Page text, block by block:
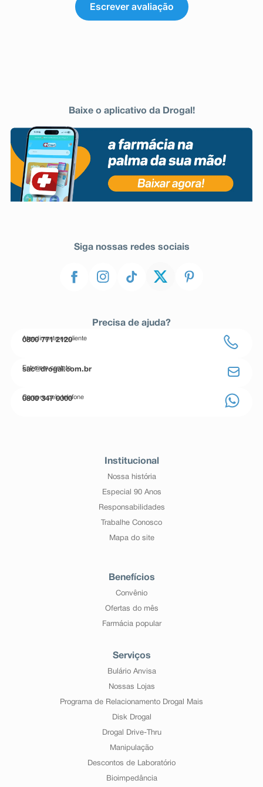
Escrever avaliação
Baixe o aplicativo da Drogal!
Siga nossas redes sociais
Precisa de ajuda?
Atendimento ao cliente
0800 771 2120
Entre em contato
sac@drogal.com.br
Compre pelo telefone
0800 347 0000
Institucional
Nossa história
Especial 90 Anos
Responsabilidades
Trabalhe Conosco
Mapa do site
Benefícios
Convênio
Ofertas do mês
Farmácia popular
Serviços
Bulário Anvisa
Nossas Lojas
Programa de Relacionamento Drogal Mais
Disk Drogal
Drogal Drive-Thru
Manipulação
Descontos de Laboratório
Bioimpedância